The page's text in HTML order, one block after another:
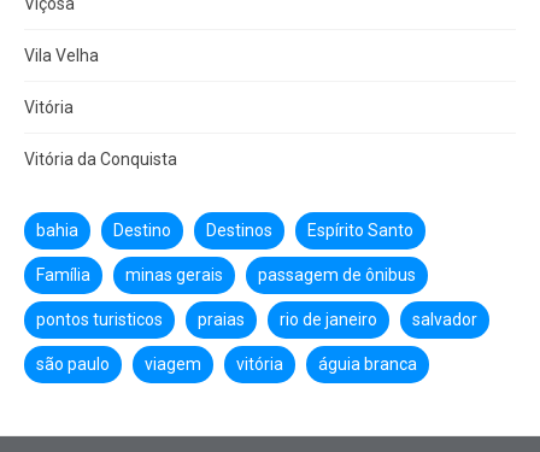
Viçosa
Vila Velha
Vitória
Vitória da Conquista
bahia Destino Destinos Espírito Santo
Família minas gerais passagem de ônibus
pontos turisticos praias rio de janeiro salvador
são paulo viagem vitória águia branca